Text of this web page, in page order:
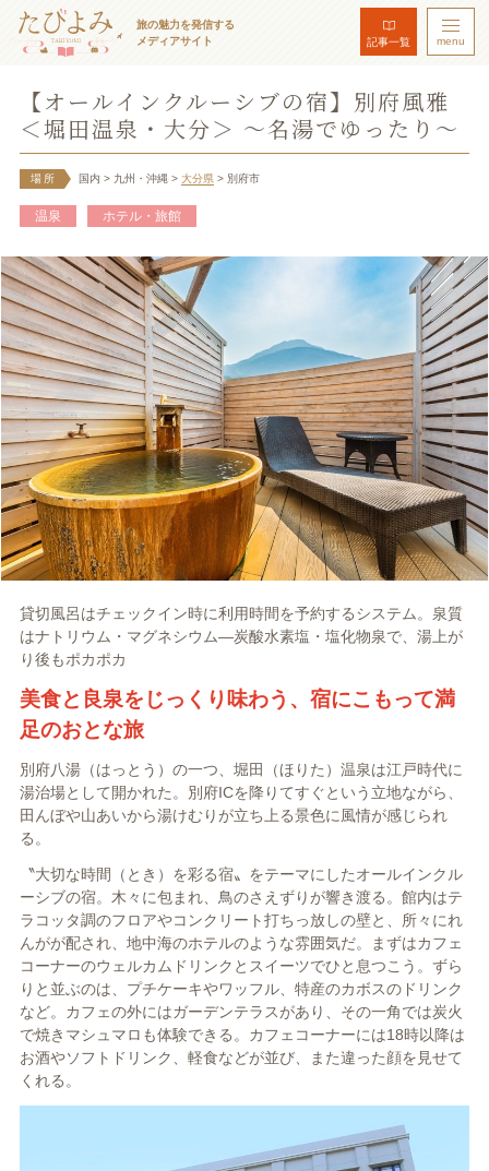
旅の魅力を発信する
メディアサイト
記事一覧 menu
【オールインクルーシブの宿】別府風雅
＜堀田温泉・大分＞ ～名湯でゆったり～
場所 国内 > 九州・沖縄 > 大分県 > 別府市
温泉 ホテル・旅館
貸切風呂はチェックイン時に利用時間を予約するシステム。泉質
はナトリウム・マグネシウム―炭酸水素塩・塩化物泉で、湯上が
り後もポカポカ
美食と良泉をじっくり味わう、宿にこもって満
足のおとな旅
別府八湯（はっとう）の一つ、堀田（ほりた）温泉は江戸時代に
湯治場として開かれた。別府ICを降りてすぐという立地ながら、
田んぼや山あいから湯けむりが立ち上る景色に風情が感じられ
る。
〝大切な時間（とき）を彩る宿〟をテーマにしたオールインクル
ーシブの宿。木々に包まれ、鳥のさえずりが響き渡る。館内はテ
ラコッタ調のフロアやコンクリート打ちっ放しの壁と、所々にれ
んがが配され、地中海のホテルのような雰囲気だ。まずはカフェ
コーナーのウェルカムドリンクとスイーツでひと息つこう。ずら
りと並ぶのは、プチケーキやワッフル、特産のカボスのドリンク
など。カフェの外にはガーデンテラスがあり、その一角では炭火
で焼きマシュマロも体験できる。カフェコーナーには18時以降は
お酒やソフトドリンク、軽食などが並び、また違った顔を見せて
くれる。